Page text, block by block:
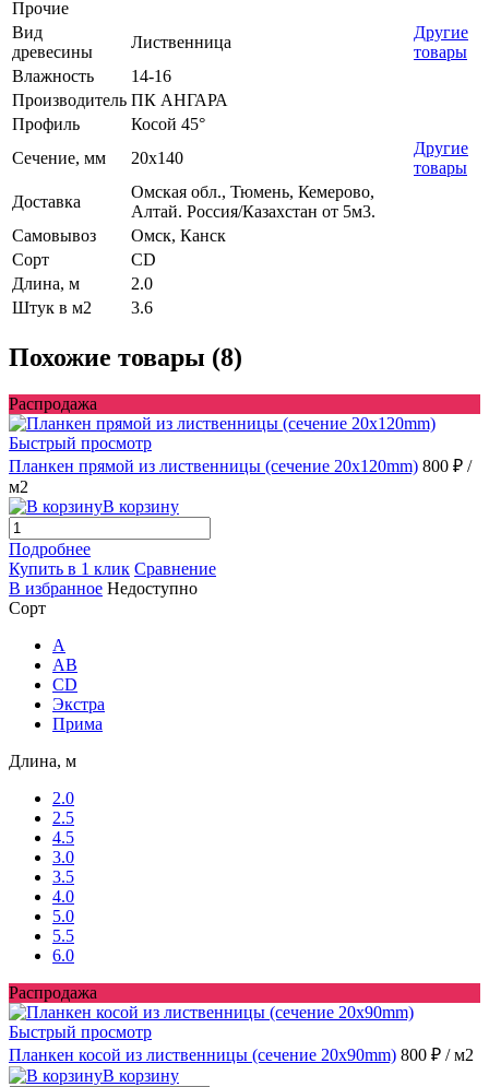
Прочие
Вид
древесины
Лиственница
Другие
товары
Влажность
14-16
Производитель ПК АНГАРА
Профиль
Косой 45°
Сечение, мм
20х140
Другие
товары
Доставка
Омская обл., Тюмень, Кемерово,
Алтай. Россия/Казахстан от 5м3.
Самовывоз
Омск, Канск
Сорт
CD
Длина, м
2.0
Штук в м2
3.6
Похожие товары (8)
Распродажа
Быстрый просмотр
Планкен прямой из лиственницы (сечение 20х120mm) 800 ₽ /
м2
В корзину
Подробнее
Купить в 1 клик Сравнение
В избранное Недоступно
Сорт
A
AB
CD
Экстра
Прима
Длина, м
2.0
2.5
4.5
3.0
3.5
4.0
5.0
5.5
6.0
Распродажа
Быстрый просмотр
Планкен косой из лиственницы (сечение 20x90mm) 800 ₽ / м2
В корзину